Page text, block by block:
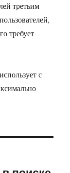
третьим
требует
с